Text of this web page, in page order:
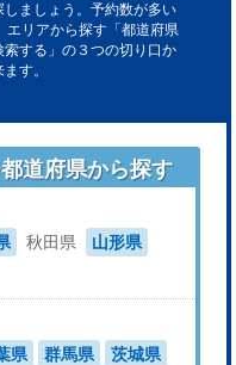
ましょう。予約数が多い
エリアから探す「都道府県
する」の３つの切り口か
す。
道府県から探す
秋田県
山形県
県 群馬県
茨城県